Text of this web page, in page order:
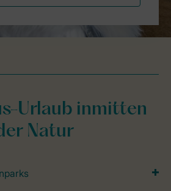
Urlaub inmitten
Natur